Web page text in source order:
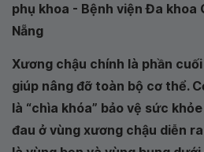
phụ khoa - Bệnh viện Đa khoa
Nẵng
Xương chậu chính là phần
giúp nâng đỡ toàn bộ cơ thể.
là “chìa khóa” bảo vệ sức
đau ở vùng xương chậu diễn